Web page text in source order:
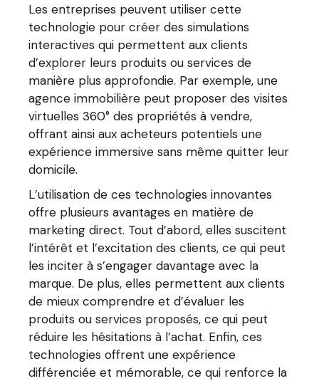
Les entreprises peuvent utiliser cette
technologie pour créer des simulations
interactives qui permettent aux clients
d’explorer leurs produits ou services de
manière plus approfondie. Par exemple, une
agence immobilière peut proposer des visites
virtuelles 360° des propriétés à vendre,
offrant ainsi aux acheteurs potentiels une
expérience immersive sans même quitter leur
domicile.
L’utilisation de ces technologies innovantes
offre plusieurs avantages en matière de
marketing direct. Tout d’abord, elles suscitent
l’intérêt et l’excitation des clients, ce qui peut
les inciter à s’engager davantage avec la
marque. De plus, elles permettent aux clients
de mieux comprendre et d’évaluer les
produits ou services proposés, ce qui peut
réduire les hésitations à l’achat. Enfin, ces
technologies offrent une expérience
différenciée et mémorable, ce qui renforce la